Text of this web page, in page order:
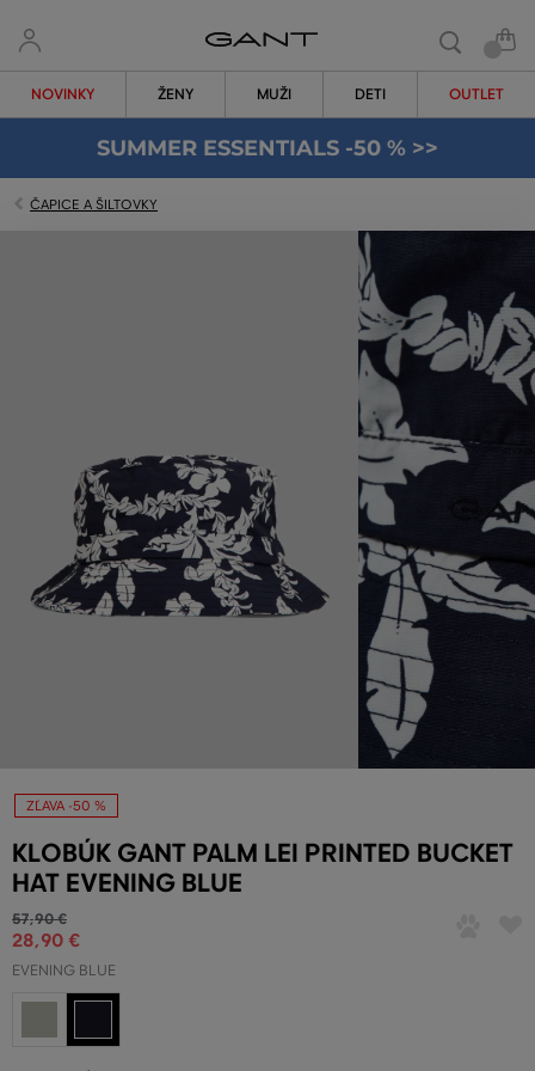
NOVINKY ŽENY MUŽI DETI OUTLET
SUMMER ESSENTIALS -50 % >>
ČAPICE A ŠILTOVKY
ZĽAVA -50 %
KLOBÚK GANT PALM LEI PRINTED BUCKET
HAT EVENING BLUE
57,90 €
28,90 €
EVENING BLUE